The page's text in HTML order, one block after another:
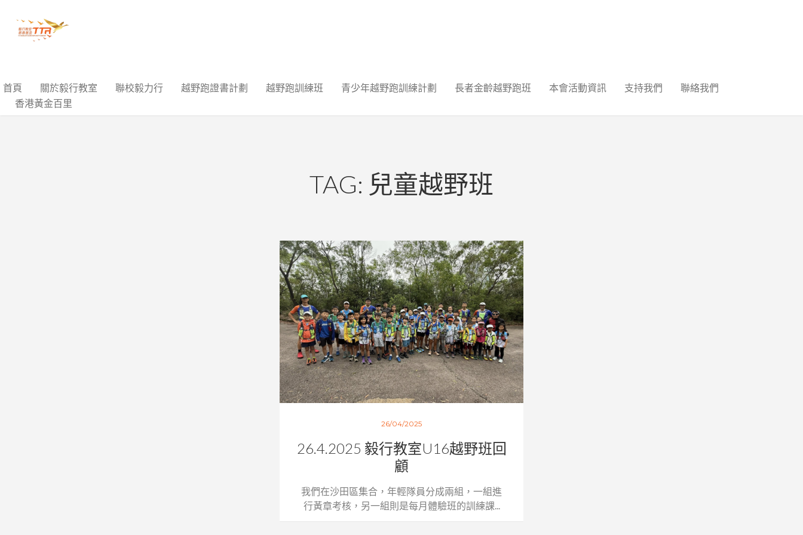
首頁 關於毅行教室 聯校毅力行 越野跑證書計劃 越野跑訓練班 青少年越野跑訓練計劃 長者金齡越野跑班 本會活動資訊 支持我們
聯絡我們
香港黃金百里
TAG: 兒童越野班
26/04/2025
26.4.2025 毅行教室U16越野班回
顧
我們在沙田區集合，年輕隊員分成兩組，一組進
行黃章考核，另一組則是每月體驗班的訓練課...